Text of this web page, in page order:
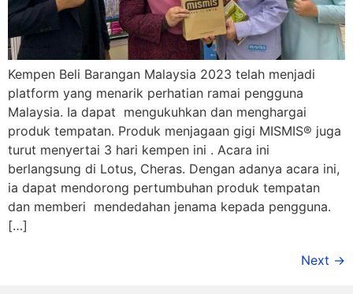
Kempen Beli Barangan Malaysia 2023 telah menjadi
platform yang menarik perhatian ramai pengguna
Malaysia. Ia dapat mengukuhkan dan menghargai
produk tempatan. Produk menjagaan gigi MISMIS® juga
turut menyertai 3 hari kempen ini . Acara ini
berlangsung di Lotus, Cheras. Dengan adanya acara ini,
ia dapat mendorong pertumbuhan produk tempatan
dan memberi mendedahan jenama kepada pengguna.
[…]
Next →